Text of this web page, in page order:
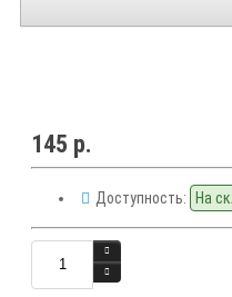
145 р.
Доступность: На